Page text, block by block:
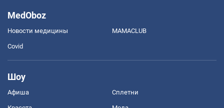
MedOboz
Новости медицины MAMACLUB
Covid
Шоу
Афиша Сплетни